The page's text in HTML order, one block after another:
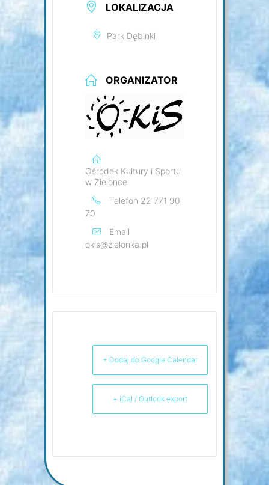
LOKALIZACJA
Park Dębinki
ORGANIZATOR
Ośrodek Kultury i Sportu
w Zielonce
Telefon 22 771 90
70
Email
okis@zielonka.pl
+ Dodaj do Google Calendar
+ iCal / Outlook export